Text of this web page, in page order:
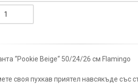
“Pookie Beige“ 50/24/26 см Flamingo
своя пухкав приятел навсякъде със